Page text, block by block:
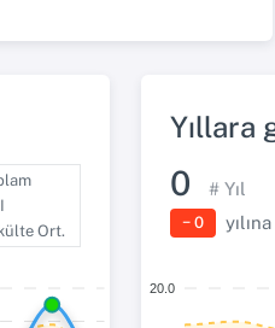
Ort.
Yıllara
0 # Yıl
− 0
20.0